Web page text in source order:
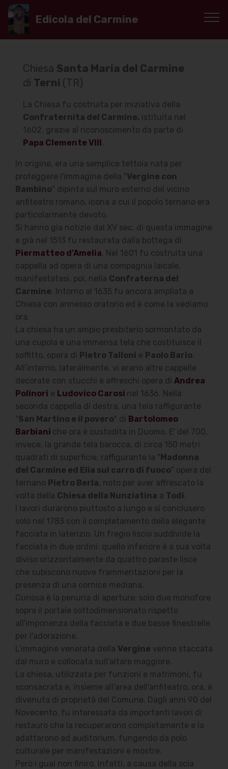
Chiesa Santa Maria del Carmine
di Terni (TR)
La Chiesa fu costruita per iniziativa della
Confraternita del Carmine, istituita nel
1602, grazie al riconoscimento da parte di
Papa Clemente VIII.
In origine, era una semplice tettoia nata per
proteggere l'immagine della "Vergine con
Bambino" dipinta sul muro esterno del vicino
anfiteatro romano, icona a cui il popolo ternano era
particolarmente devoto.
Si hanno gia notizie dal XV sec. di questa immagine
e già nel 1513 fu restaurata dalla bottega di
Piermatteo d’Amelia. Nel 1601 fu costruita una
cappella ad opera di una compagnia laicale,
manifestatasi, poi, nella Confraterna del
Carmine. Intorno al 1635 fu ancora ampliata a
Chiesa con annesso oratorio ed è come la vediamo
ora.
La chiesa ha un ampio presbiterio sormontato da
una cupola e una immensa tela che costituisce il
soffitto, opera di Pietro Talloni e Paolo Bario.
All’interno, lateralmente, vi erano altre cappelle
decorate con stucchi e affreschi opera di Andrea
Polinori e Ludovico Carosi nel 1636. Nella
seconda cappella di destra, una tela raffigurante
"San Martino e il povero" di Bartolomeo
Barbiani che ora è custodita in Duomo. E' del 700,
invece, la grande tela barocca, di circa 150 metri
quadrati di superficie, raffigurante la "Madonna
del Carmine ed Elia sul carro di fuoco" opera del
ternano Pietro Berla, noto per aver affrescato la
volta della Chiesa della Nunziatina a Todi.
I lavori durarono piuttosto a lungo e si conclusero
solo nel 1783 con il completamento della elegante
facciata in laterizio. Un fregio liscio suddivide la
facciata in due ordini: quello inferiore è a sua volta
diviso orizzontalmente da quattro paraste lisce
che subiscono nuove frammentazioni per la
presenza di una cornice mediana.
Curiosa è la penuria di aperture: solo due monofore
sopra il portale sottodimensionato rispetto
all'imponenza della facciata e due basse finestrelle
per l'adorazione.
L’immagine venerata della Vergine venne staccata
dal muro e collocata sull’altare maggiore.
La chiesa, utilizzata per funzioni e matrimoni, fu
sconsacrata e, insieme all'area dell'anfiteatro, ora, è
divenuta di proprietà del Comune. Dagli anni 90 del
Novecento, fu interessata da importanti lavori di
restauro che la recuperarono completamente e la
adattarono ad auditorium, fungendo da polo
culturale per manifestazioni e mostre.
Però i guai non finiro. Infatti, a causa della scia
Edicola del Carmine